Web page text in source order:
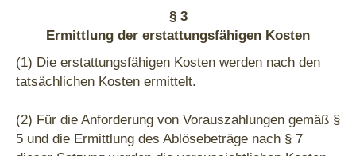
§ 3
Ermittlung der erstattungsfähigen Kosten
(1) Die erstattungsfähigen Kosten werden nach den
tatsächlichen Kosten ermittelt.
(2) Für die Anforderung von Vorauszahlungen gemäß §
5 und die Ermittlung des Ablösebeträge nach § 7